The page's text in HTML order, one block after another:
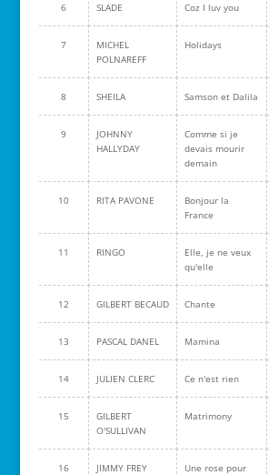
6 SLADE Coz I luv you
7
MICHEL
POLNAREFF
Holidays
8 SHEILA Samson et Dalila
9
JOHNNY
HALLYDAY
Comme si je
devais mourir
demain
10 RITA PAVONE
Bonjour la
France
11 RINGO
Elle, je ne veux
qu'elle
12 GILBERT BECAUD Chante
13 PASCAL DANEL Mamina
14 JULIEN CLERC Ce n'est rien
15
GILBERT
O'SULLIVAN
Matrimony
16 JIMMY FREY
Une rose pour